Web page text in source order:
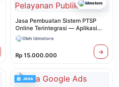
Idmstore
Jasa Pembuatan Sistem PTSP
Online Terintegrasi — Aplikasi
Pelayanan Publik Online
Oleh Idmstore
Rp 15.000.000
JASA